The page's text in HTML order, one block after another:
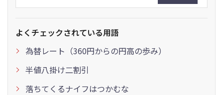
よくチェックされている用語
為替レート（360円からの円高の歩み）
半値八掛け二割引
落ちてくるナイフはつかむな